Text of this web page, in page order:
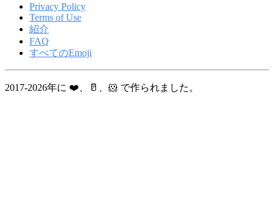
Privacy Policy
Terms of Use
紹介
FAQ
すべてのEmoji
2017-2026年に ❤️、🥛、🐹 で作られました。